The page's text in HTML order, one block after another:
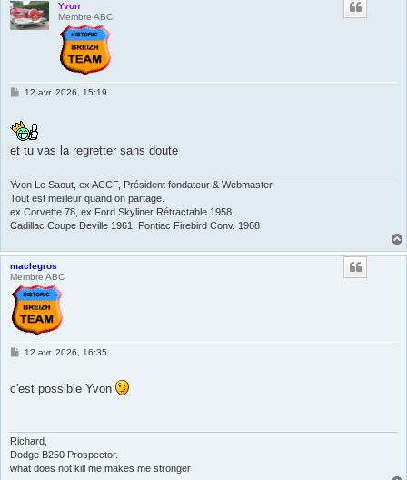
Yvon
Membre ABC
M
s
a
g
e
12 avr. 2026, 15:19
et tu vas la regretter sans doute
Yvon Le Saout, ex ACCF, Président fondateur & Webmaster
Tout est meilleur quand on partage.
ex Corvette 78, ex Ford Skyliner Rétractable 1958,
Cadillac Coupe Deville 1961, Pontiac Firebird Conv. 1968
maclegros
Membre ABC
M
a
12 avr. 2026, 16:35
c'est possible Yvon
Richard,
Dodge B250 Prospector.
what does not kill me makes me stronger